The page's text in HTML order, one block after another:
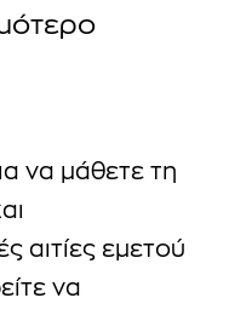
να μάθετε τη
αιτίες εμετού
να